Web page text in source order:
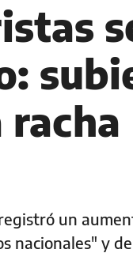
un
nacionales" y